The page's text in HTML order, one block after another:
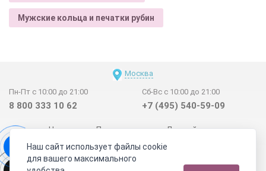
Мужские кольца и печатки рубин
Москва
Пн-Пт с 10:00 до 21:00
8 800 333 10 62
Сб-Вс с 10:00 до 21:00
+7 (495) 540-59-09
Новинки Поставщикам
Личный счет
Договор-оферта
О нас
Наши магазины
Отзывы покупателей
Сертификаты Статьи
Наш сайт использует файлы cookie
для вашего максимального